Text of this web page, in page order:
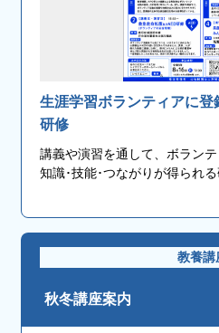
生涯学習ボランティアに
研修
講義や演習を通して、ボラン
知識･技能･つながりが得られ
教養講
秋冬講座案内